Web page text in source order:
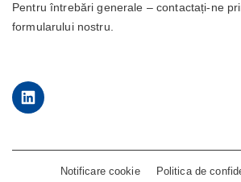
Pentru întrebări generale – contactați-ne
formularuluinostru.
LinkedIn
Notificare cookie Politica de